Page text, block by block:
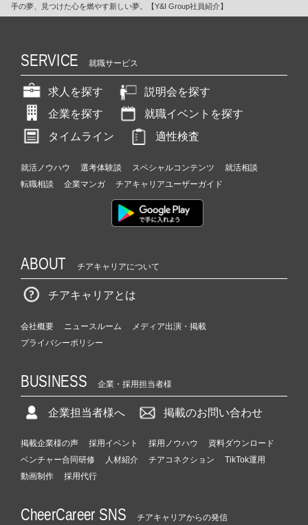
手の夢、見つけた心を燃やす新しい夢。【Y&I Group社員紹介】
SERVICE 就職サービス
求人を探す
説明会を探す
企業を探す
就職イベントを探す
タイムライン
適性検査
就活ノウハウ 選考体験談 スペシャルコンテンツ
就活相談
転職相談
企業マンガ チアキャリアユーザーガイド
ABOUT チアキャリアについて
チアキャリアとは
会社概要 ニュースルーム
メディア出演・掲載
プライバシーポリシー
BUSINESS 企業・採用担当者様
企業担当者様へ 掲載のお問い合わせ
掲載企業様の声 採用イベント 採用ノウハウ
資料ダウンロード
ベンチャー合同研修
人材紹介 チアコネクション
TikTok運用
動画制作
採用代行
CheerCareer SNS チアキャリアからの発信